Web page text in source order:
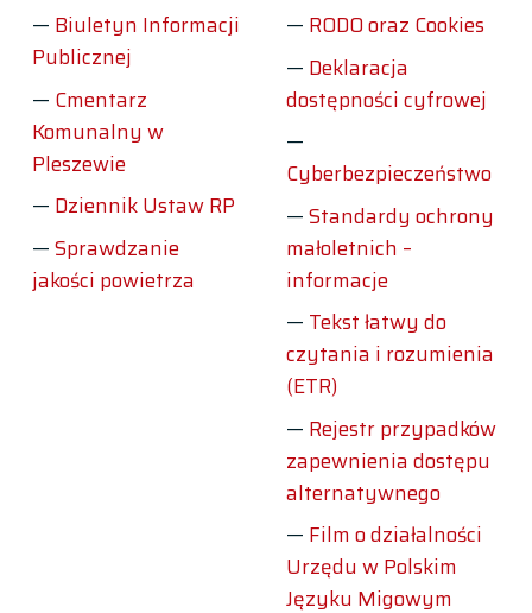
Biuletyn Informacji
Publicznej
Cmentarz
Komunalny w
Pleszewie
Dziennik Ustaw RP
Sprawdzanie
jakości powietrza
RODO oraz Cookies
Deklaracja
dostępności cyfrowej
Cyberbezpieczeństwo
Standardy ochrony
małoletnich –
informacje
Tekst łatwy do
czytania i rozumienia
(ETR)
Rejestr przypadków
zapewnienia dostępu
alternatywnego
Film o działalności
Urzędu w Polskim
Języku Migowym